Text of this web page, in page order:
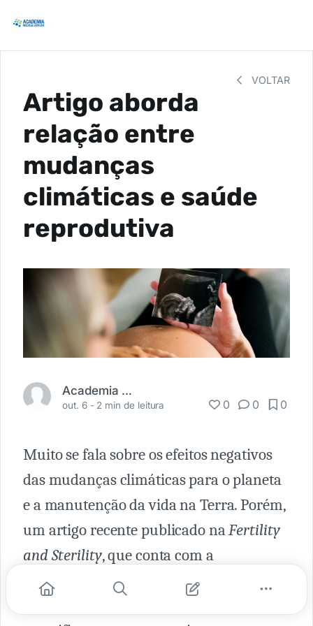
VOLTAR
Artigo aborda
relação entre
mudanças
climáticas e saúde
reprodutiva
Academia Médica
out. 6 - 2 min de leitura 0 0 0
Muito se fala sobre os efeitos negativos
das mudanças climáticas para o planeta
e a manutenção da vida na Terra. Porém,
um artigo recente publicado naFertility
and Sterility, que conta com a
participação de pesquisadores da